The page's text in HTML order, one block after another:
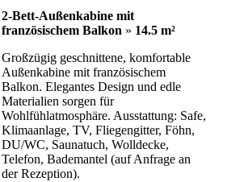
2-Bett-Außenkabine mit
französischem Balkon » 14.5 m²
Großzügig geschnittene, komfortable
Außenkabine mit französischem
Balkon. Elegantes Design und edle
Materialien sorgen für
Wohlfühlatmosphäre. Ausstattung: Safe,
Klimaanlage, TV, Fliegengitter, Föhn,
DU/WC, Saunatuch, Wolldecke,
Telefon, Bademantel (auf Anfrage an
der Rezeption).